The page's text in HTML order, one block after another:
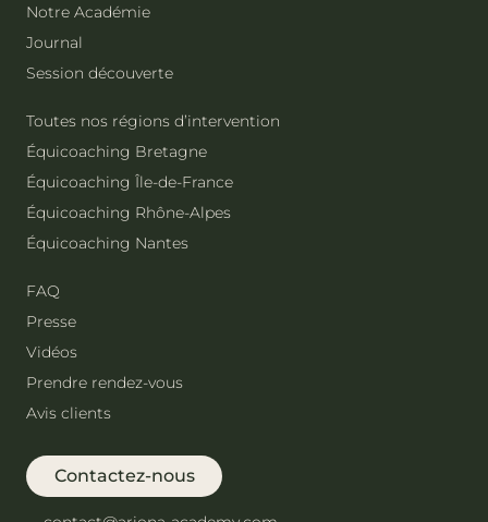
Notre Académie
Journal
Session découverte
Toutes nos régions d’intervention
Équicoaching Bretagne
Équicoaching Île-de-France
Équicoaching Rhône-Alpes
Équicoaching Nantes
FAQ
Presse
Vidéos
Prendre rendez-vous
Avis clients
Contactez-nous